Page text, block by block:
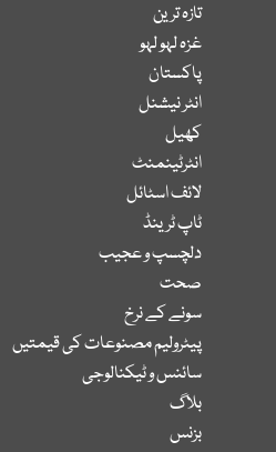
تازہ ترین
غزہ لہو لہو
پاکستان
انٹر نیشنل
کھیل
انٹرٹینمنٹ
لائف اسٹائل
ٹاپ ٹرینڈ
دلچسپ و عجیب
صحت
سونے کے نرخ
پیٹرولیم مصنوعات کی قیمتیں
سائنس و ٹیکنالوجی
بلاگ
بزنس